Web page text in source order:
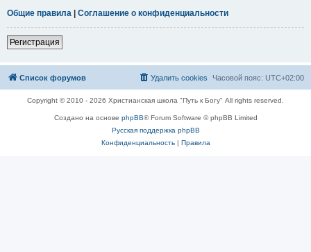
Общие правила
Соглашение о конфиденциальности
Регистрация
Список форумов Часовой пояс: UTC+02:00
Удалить cookies
Copyright © 2010 - 2026 Христианская школа "Путь к Богу" All rights reserved.
Создано на основе phpBB® Forum Software © phpBB Limited
Русская поддержка phpBB
Конфиденциальность| Правила